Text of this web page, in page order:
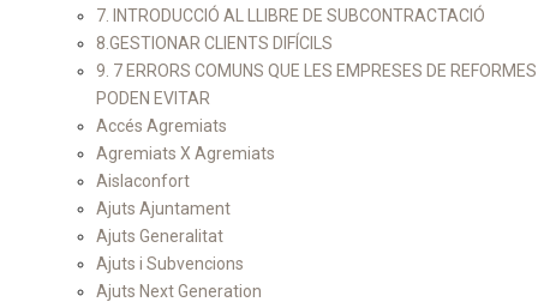
7. INTRODUCCIÓ AL LLIBRE DE SUBCONTRACTACIÓ
8.GESTIONAR CLIENTS DIFÍCILS
9. 7 ERRORS COMUNS QUE LES EMPRESES DE REFORMES
PODEN EVITAR
Accés Agremiats
Agremiats X Agremiats
Aislaconfort
Ajuts Ajuntament
Ajuts Generalitat
Ajuts i Subvencions
Ajuts Next Generation